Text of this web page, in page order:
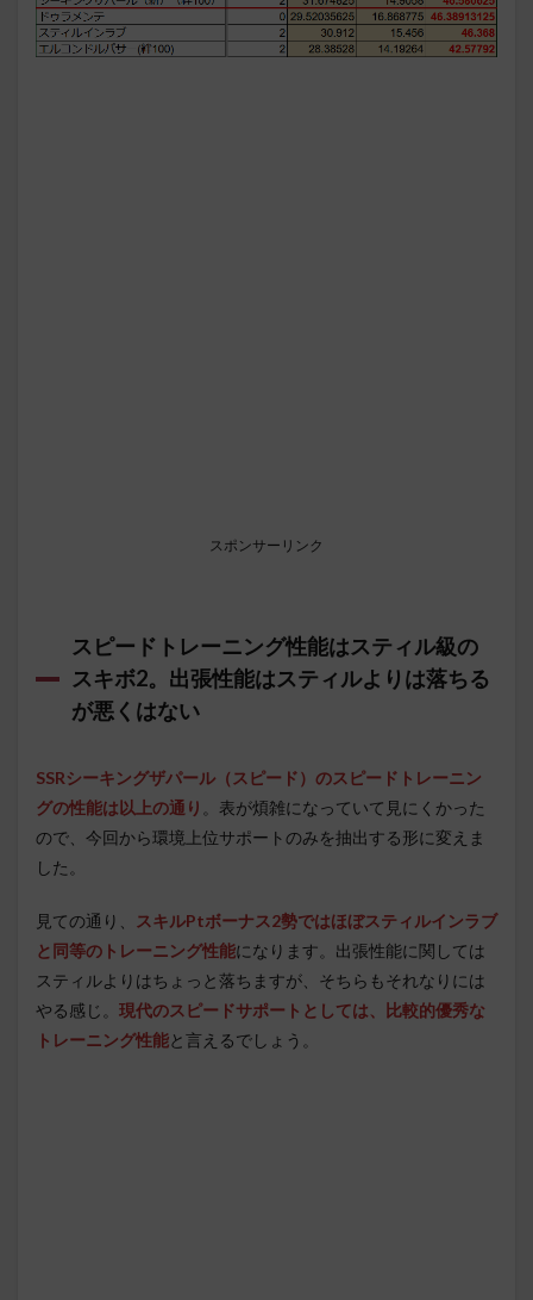
スポンサーリンク
スピードトレーニング性能はスティル級の
スキボ2。出張性能はスティルよりは落ちる
が悪くはない
SSRシーキングザパール（スピード）のスピードトレーニン
グの性能は以上の通り 。表が煩雑になっていて見にくかった
ので、今回から環境上位サポートのみを抽出する形に変えま
した。
見ての通り、
スキルPtボーナス2勢ではほぼスティルインラブ
と同等のトレーニング性能になります。出張性能に関しては
スティルよりはちょっと落ちますが、そちらもそれなりには
やる感じ。 現代のスピードサポートとしては、比較的優秀な
トレーニング性能と言えるでしょう。